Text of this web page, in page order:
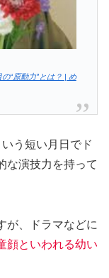
“原動力”とは？ | め
う短い月日でド
な演技力を持って
が、ドラマなどに
顔といわれる幼い